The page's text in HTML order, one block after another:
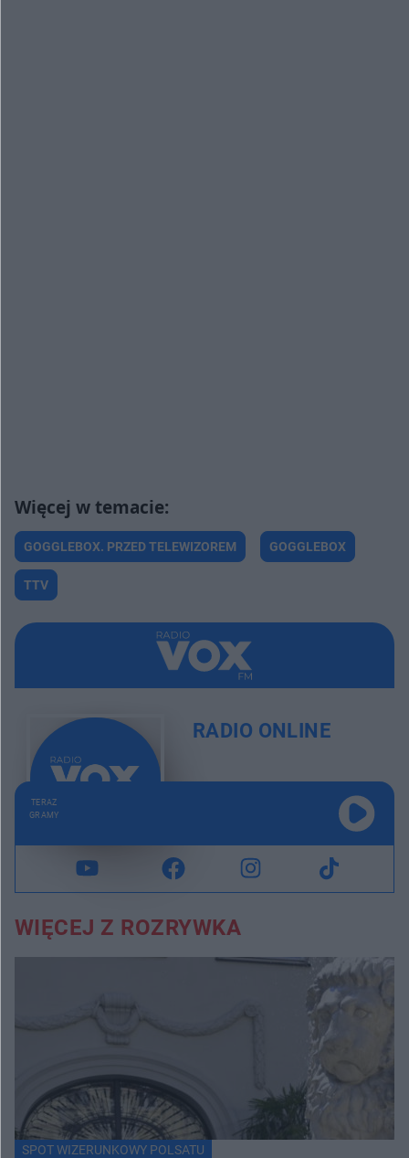
GOGGLEBOX. PRZED TELEWIZOREM GOGGLEBOX
TTV
RADIO ONLINE
TERAZ
GRAMY
WIĘCEJ Z ROZRYWKA
SPOT WIZERUNKOWY POLSATU